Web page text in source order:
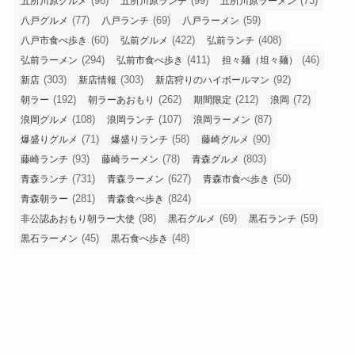
八戸グルメ (77) 八戸ランチ (69) 八戸ラーメン (59)
八戸市食べ歩き (60) 弘前グルメ (422) 弘前ランチ (408)
弘前ラーメン (294) 弘前市食べ歩き (411) 担々麺（坦々麺） (46)
新店 (303) 新店情報 (303) 新店狩りのハイボールマン (92)
朝ラー (192) 朝ラーあおもり (262) 期間限定 (212) 浪岡 (72)
浪岡グルメ (108) 浪岡ランチ (107) 浪岡ラーメン (87)
爆盛りグルメ (71) 爆盛りランチ (58) 藤崎グルメ (90)
藤崎ランチ (93) 藤崎ラーメン (78) 青森グルメ (803)
青森ランチ (731) 青森ラーメン (627) 青森市食べ歩き (50)
青森朝ラー (281) 青森食べ歩き (824)
非公認あおもり朝ラー大使 (98) 黒石グルメ (69) 黒石ランチ (59)
黒石ラーメン (45) 黒石食べ歩き (48)